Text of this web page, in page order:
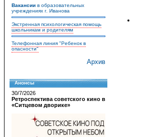
Вакансии в образовательных
учреждениях г. Иванова
Экстренная психологическая помощь
школьникам и родителям
Телефонная линия "Ребенок в
опасности"
Архив
Анонсы
30/7/2026
Ретроспектива советского кино в
«Ситцевом дворике»